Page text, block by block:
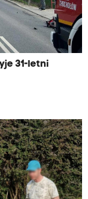
31-letni